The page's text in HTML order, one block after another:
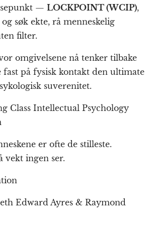
— LOCKPOINT (WCIP),
søk ekte, rå menneskelig
filter.
omgivelsene nå tenker tilbake
på fysisk kontakt den ultimate
suverenitet.
Class Intellectual Psychology
er ofte de stilleste.
vekt ingen ser.
Edward Ayres & Raymond